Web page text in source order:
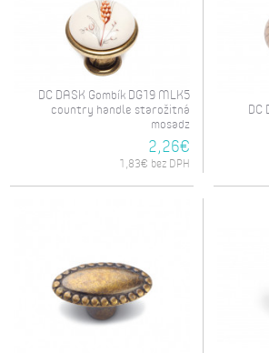
DC DASK Gombík DG19 MLK5
country handle starožitná
mosadz
2,26€
1,83€ bez DPH
DC